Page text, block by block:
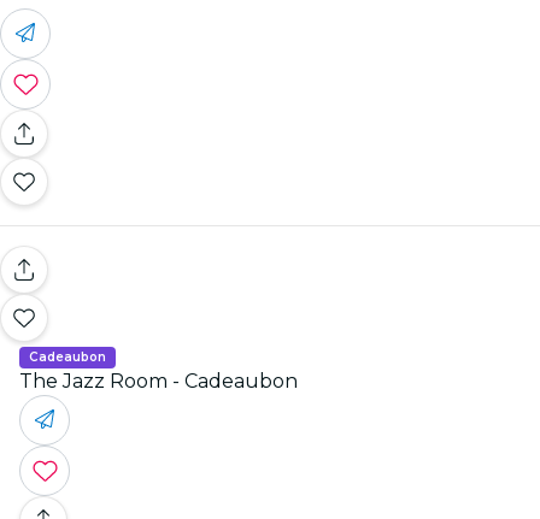
Cadeaubon
The Jazz Room - Cadeaubon